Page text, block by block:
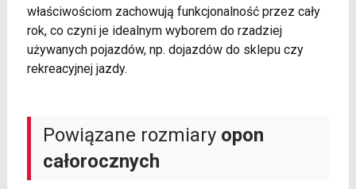
właściwościom zachowują funkcjonalność przez cały
rok, co czyni je idealnym wyborem do rzadziej
używanych pojazdów, np. dojazdów do sklepu czy
rekreacyjnej jazdy.
Powiązane rozmiary opon
całorocznych